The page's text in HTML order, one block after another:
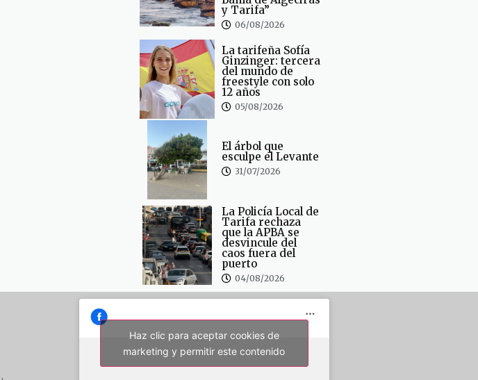
y Tarifa”
06/08/2026
La tarifeña Sofía
Ginzinger: tercera
del mundo de
freestyle con solo
12 años
05/08/2026
El árbol que
esculpe el Levante
31/07/2026
La Policía Local de
Tarifa rechaza
que la APBA se
desvincule del
caos fuera del
puerto
04/08/2026
Haz clic para aceptar cookies de
marketing y permitir este contenido